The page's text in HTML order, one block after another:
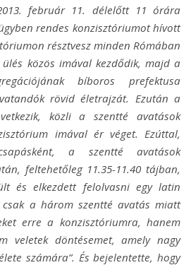
február 11. délelőtt 11 órára
rendes konzisztóriumot hívott
résztvesz minden Rómában
közös imával kezdődik, majd a
bíboros prefektusa
rövid életrajzát. Ezután a
közli a szentté avatások
imával ér véget. Ezúttal,
a szentté avatások
feltehetőleg 11.35-11.40 tájban,
és elkezdett felolvasni egy latin
csak a három szentté avatás miatt
erre a konzisztóriumra, hanem
veletek döntésemet, amely nagy
számára”. És bejelentette, hogy